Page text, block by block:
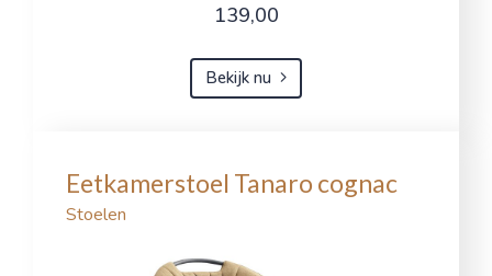
139,00
Bekijk nu
Eetkamerstoel Tanaro cognac
Stoelen